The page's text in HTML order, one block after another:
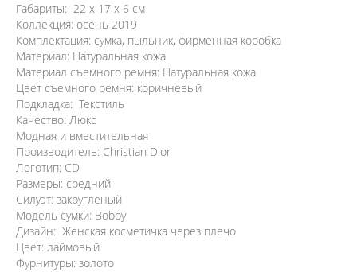
Габариты: 22 x 17 x 6 см
Коллекция: осень 2019
Комплектация: сумка, пыльник, фирменная коробка
Материал: Натуральная кожа
Материал съемного ремня: Натуральная кожа
Цвет съемного ремня: коричневый
Подкладка: Текстиль
Качество: Люкс
Модная и вместительная
Производитель: Christian Dior
Логотип: CD
Размеры: средний
Силуэт: закругленый
Модель сумки: Bobby
Дизайн: Женская косметичка через плечо
Цвет: лаймовый
Фурнитуры: золото